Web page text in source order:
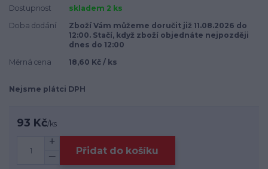
Dostupnost
skladem 2 ks
Doba dodání
Zboží Vám můžeme doručit již 11.08.2026 do
12:00. Stačí, když zboží objednáte nejpozději
dnes do 12:00
Měrná cena
18,60 Kč / ks
Nejsme plátci DPH
93 Kč/ks
Přidat do košíku